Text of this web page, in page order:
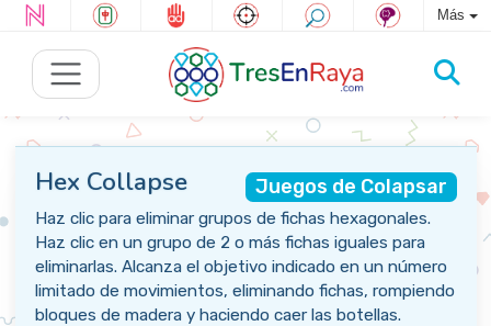
Más
Juegos de Colapsar
Hex Collapse
Haz clic para eliminar grupos de fichas hexagonales.
Haz clic en un grupo de 2 o más fichas iguales para
eliminarlas. Alcanza el objetivo indicado en un número
limitado de movimientos, eliminando fichas, rompiendo
bloques de madera y haciendo caer las botellas.